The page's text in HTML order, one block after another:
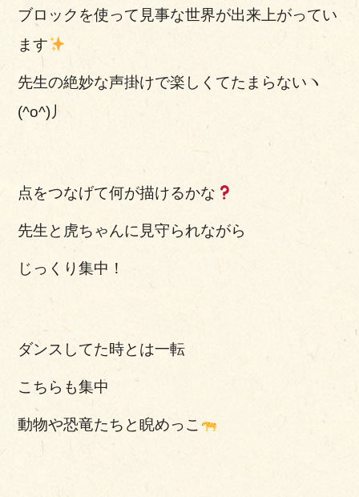
ブロックを使って見事な世界が出来上がってい
ます
先生の絶妙な声掛けで楽しくてたまらないヽ
(^o^)丿
点をつなげて何が描けるかな
先生と虎ちゃんに見守られながら
じっくり集中！
ダンスしてた時とは一転
こちらも集中
動物や恐竜たちと睨めっこ